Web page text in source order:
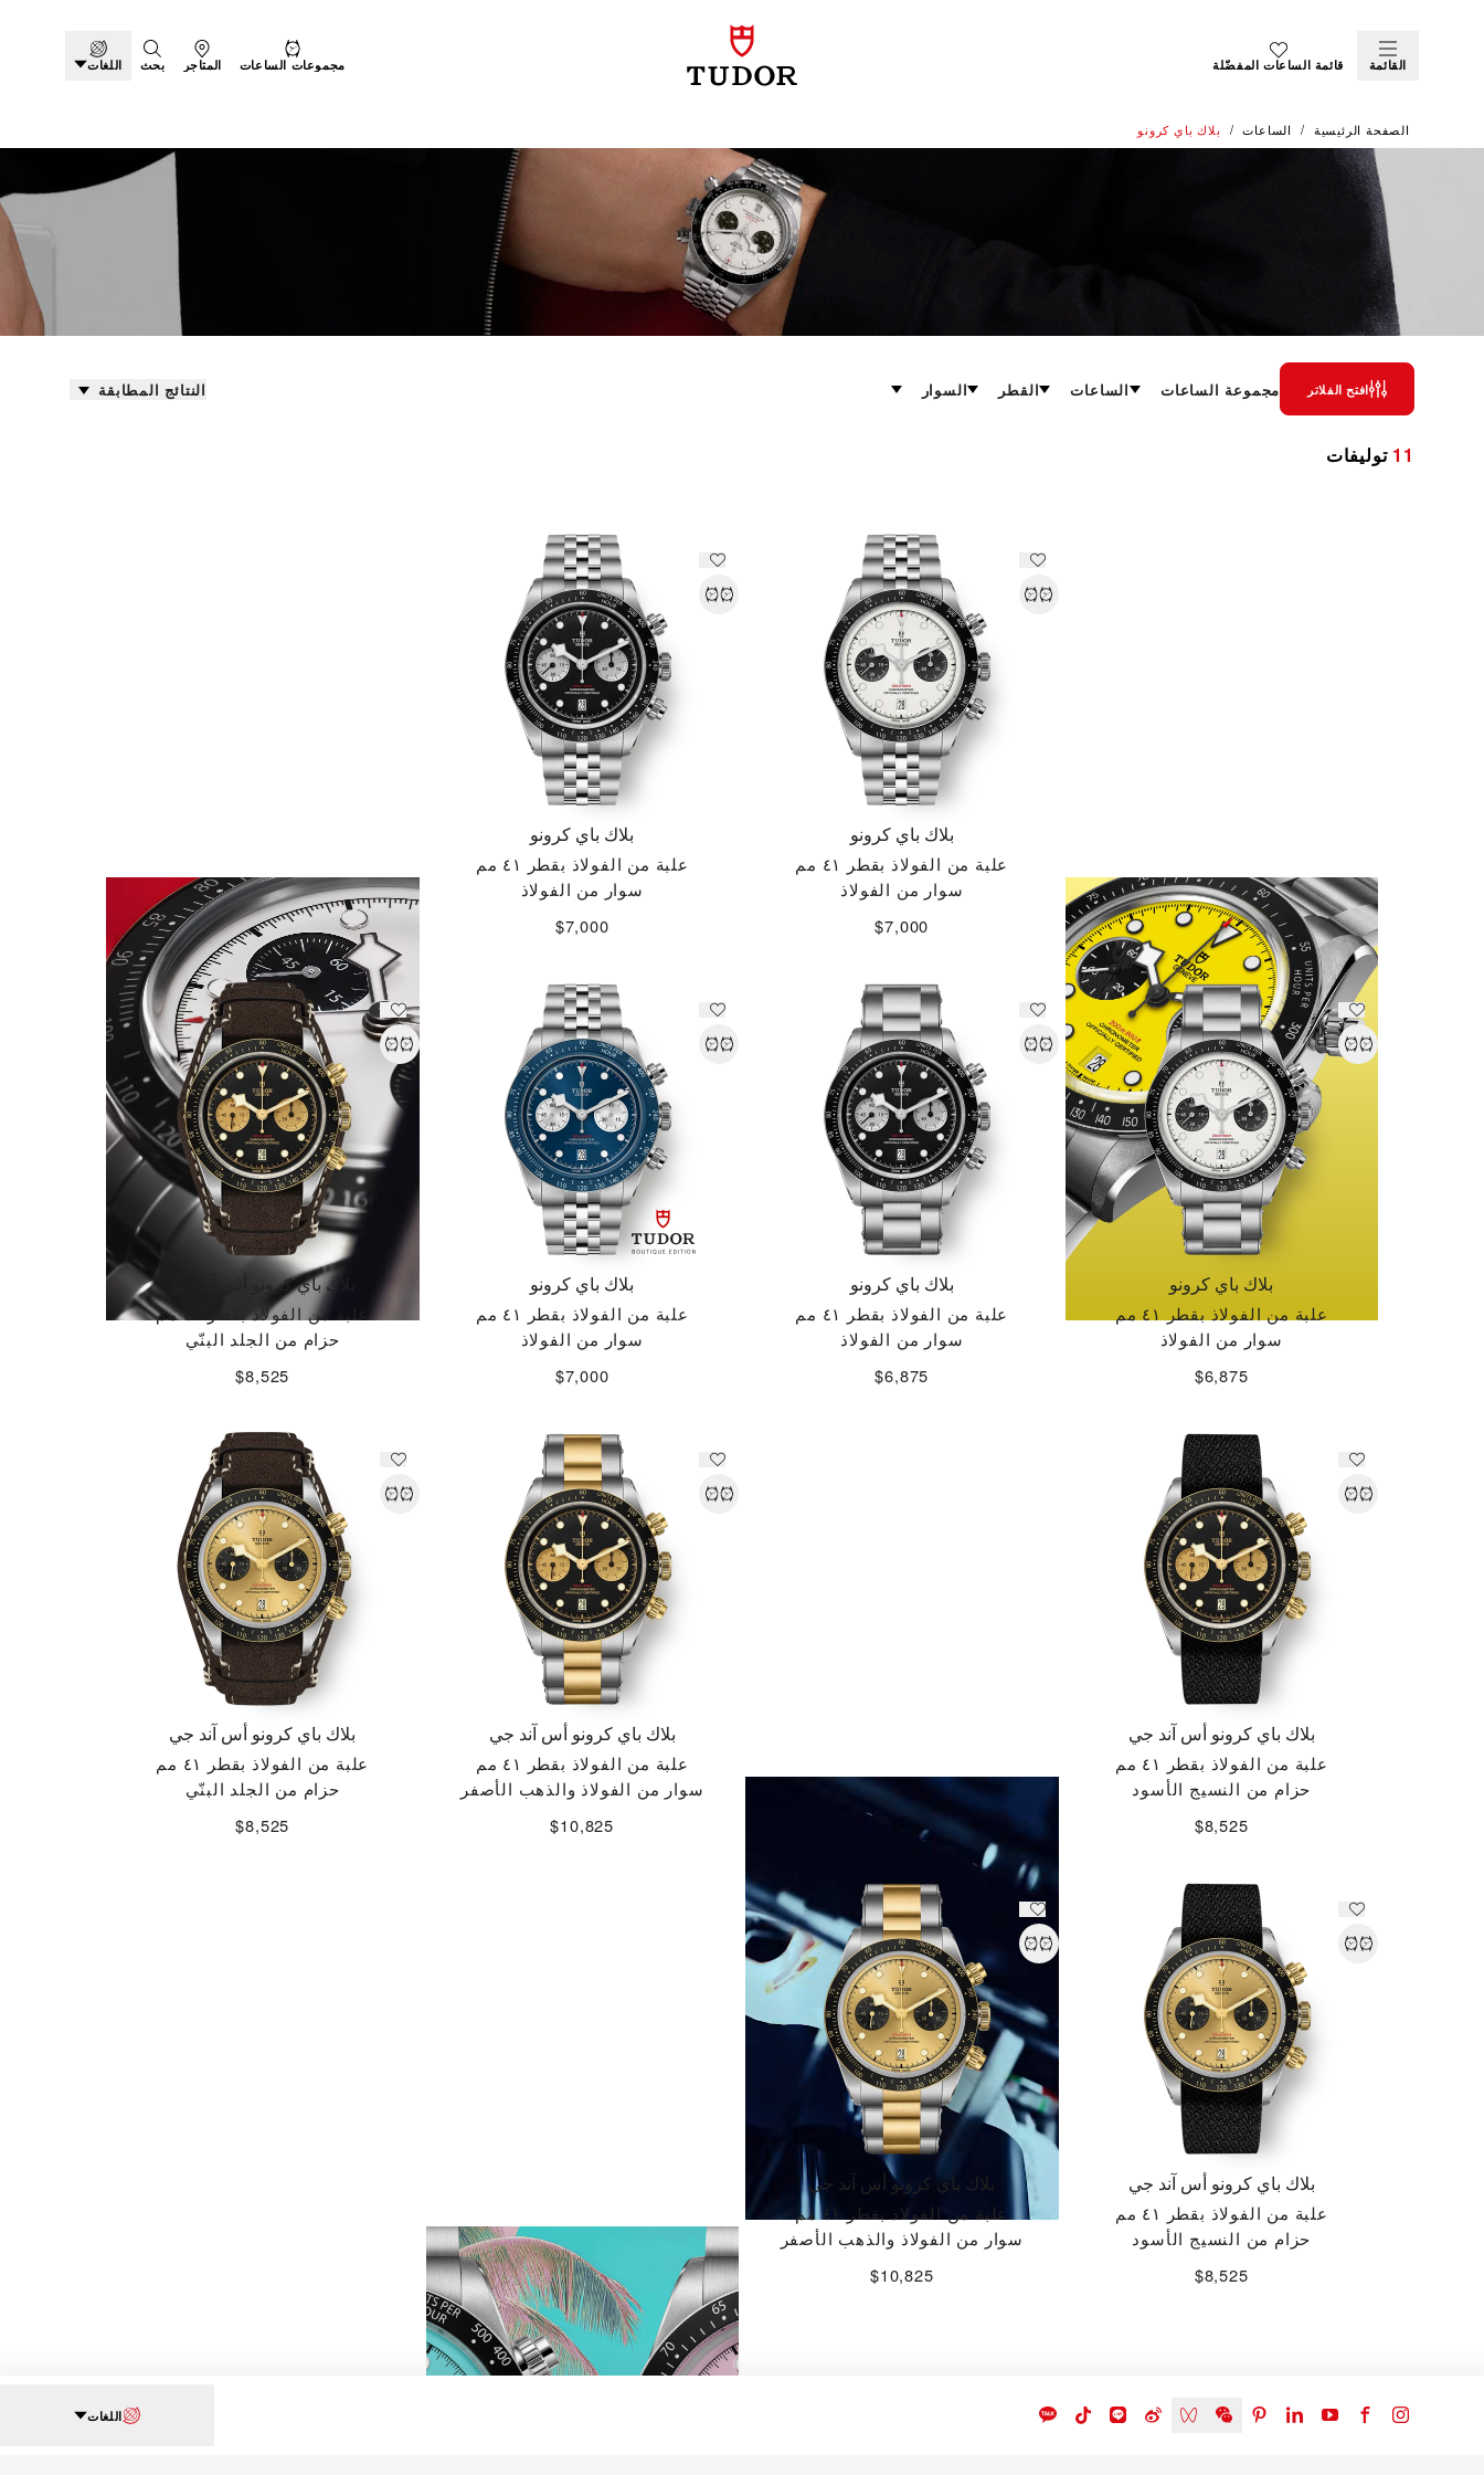
القائمة قائمة الساعات المفضّلة مجموعات الساعات المتاجر بحث اللغات
الصفحة الرئيسية الساعات بلاك باي كرونو
بلاك باي كرونو
مزج تراث العلامة المائي ورياضة سباق السيارات
افتح الفلاتر مجموعة الساعات الساعات القطر السوار النتائج المطابقة
11 توليفات
بلاك باي كرونو
علبة من الفولاذ بقطر ٤١ مم
سوار من الفولاذ
$7,000
بلاك باي كرونو
علبة من الفولاذ بقطر ٤١ مم
سوار من الفولاذ
$7,000
بلاك باي كرونو
علبة من الفولاذ بقطر ٤١ مم
سوار من الفولاذ
$6,875
بلاك باي كرونو
علبة من الفولاذ بقطر ٤١ مم
سوار من الفولاذ
$6,875
بلاك باي كرونو
علبة من الفولاذ بقطر ٤١ مم
سوار من الفولاذ
$7,000
بلاك باي كرونو أس آند جي
علبة من الفولاذ بقطر ٤١ مم
حزام من الجلد البنّي
$8,525
بلاك باي كرونو أس آند جي
علبة من الفولاذ بقطر ٤١ مم
حزام من النسيج الأسود
$8,525
بلاك باي كرونو أس آند جي
علبة من الفولاذ بقطر ٤١ مم
سوار من الفولاذ والذهب الأصفر
$10,825
بلاك باي كرونو أس آند جي
علبة من الفولاذ بقطر ٤١ مم
حزام من الجلد البنّي
$8,525
بلاك باي كرونو أس آند جي
علبة من الفولاذ بقطر ٤١ مم
حزام من النسيج الأسود
$8,525
بلاك باي كرونو أس آند جي
علبة من الفولاذ بقطر ٤١ مم
سوار من الفولاذ والذهب الأصفر
$10,825
اللغات